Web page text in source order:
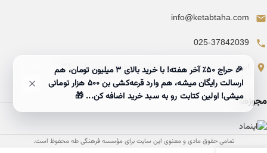
info@ketabtaha.com
025-37842039
ایران، قم، بلوار معلم، مجتمع ناشران، طبقه سوم، واحد ۳۱۴
مجوزها
تمامی حقوق مادی و معنوی این سایت برای مؤسسه فرهنگی طه محفوظ است.
🎉 حراج ۵۰٪ آخر هفته! با خرید بالای 3 میلیون تومان، هم
ارسالت رایگان میشه، هم وارد قرعه‌کشی بن ۵۰۰ هزار تومانی
میشی! اولین کتابت رو به سبد خرید اضافه کن... 🎁